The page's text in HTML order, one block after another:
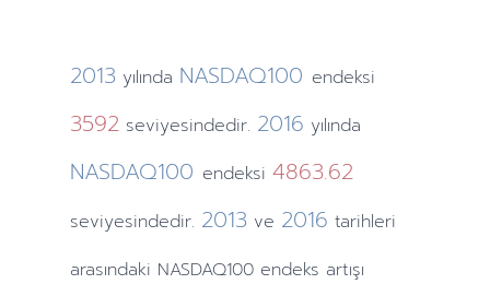
2013 yılında NASDAQ100 endeksi
3592seviyesindedir. 2016 yılında
NASDAQ100 endeksi 4863.62
seviyesindedir. 2013 ve 2016 tarihleri
arasındaki NASDAQ100 endeks artışı